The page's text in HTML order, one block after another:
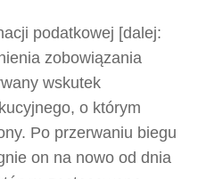
podatkowej [dalej:
zobowiązania
wskutek
o którym
Po przerwaniu biegu
on na nowo od dnia